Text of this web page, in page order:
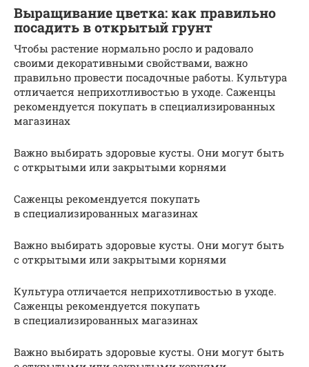
Выращивание цветка: как правильно
посадить в открытый грунт
Чтобы растение нормально росло и радовало
своими декоративными свойствами, важно
правильно провести посадочные работы. Культура
отличается неприхотливостью в уходе. Саженцы
рекомендуется покупать в специализированных
магазинах
Важно выбирать здоровые кусты. Они могут быть
с открытыми или закрытыми корнями
Саженцы рекомендуется покупать
в специализированных магазинах
Важно выбирать здоровые кусты. Они могут быть
с открытыми или закрытыми корнями
Культура отличается неприхотливостью в уходе.
Саженцы рекомендуется покупать
в специализированных магазинах
Важно выбирать здоровые кусты. Они могут быть